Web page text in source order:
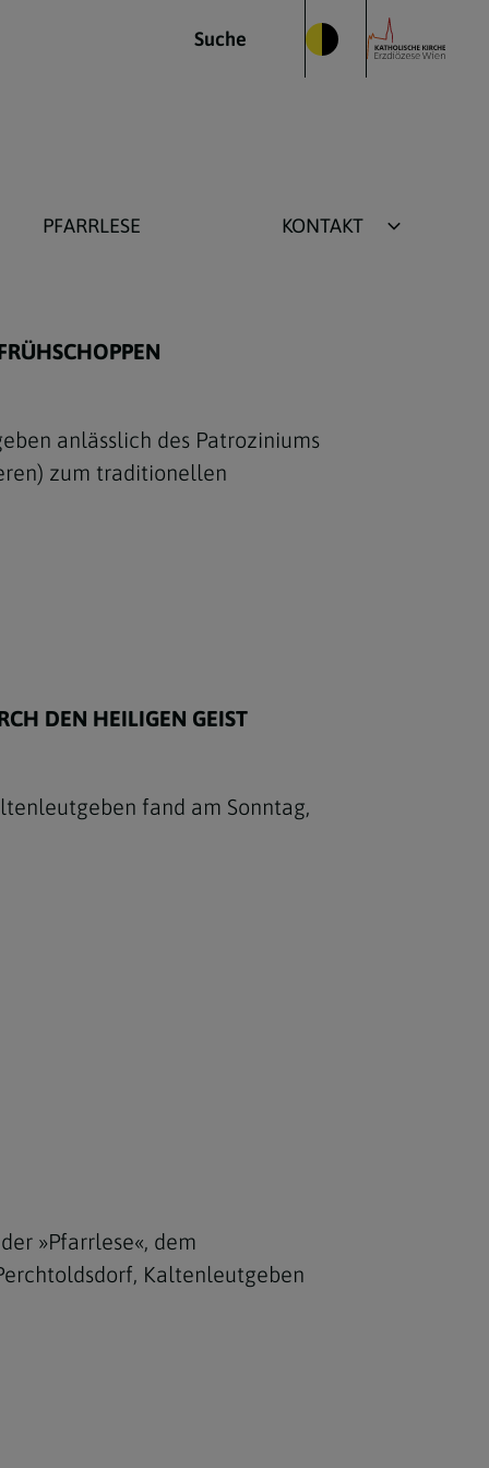
Suche
PFARRLESE
KONTAKT
anlässlich des Patroziniums
zum traditionellen
DEN HEILIGEN GEIST
fand am Sonntag,
»Pfarrlese«, dem
Kaltenleutgeben